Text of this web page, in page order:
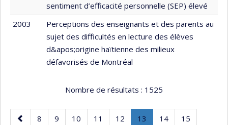
sentiment d’efficacité personnelle (SEP) élevé
2003
Perceptions des enseignants et des parents au
sujet des difficultés en lecture des élèves
d&apos;origine haïtienne des milieux
défavorisés de Montréal
Nombre de résultats : 1525
PagePage
8 Page
9 Page
10 Page
11 Page
12 Page
13 Page
14 Page
15